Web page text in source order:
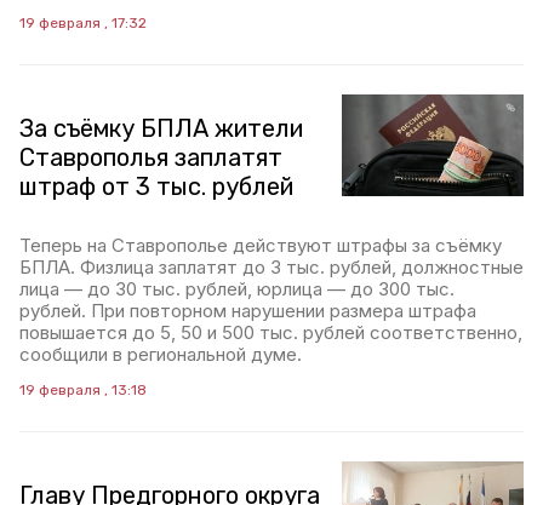
19 февраля , 17:32
За съёмку БПЛА жители
Ставрополья заплатят
штраф от 3 тыс. рублей
Теперь на Ставрополье действуют штрафы за съёмку
БПЛА. Физлица заплатят до 3 тыс. рублей, должностные
лица — до 30 тыс. рублей, юрлица — до 300 тыс.
рублей. При повторном нарушении размера штрафа
повышается до 5, 50 и 500 тыс. рублей соответственно,
сообщили в региональной думе.
19 февраля , 13:18
Главу Предгорного округа